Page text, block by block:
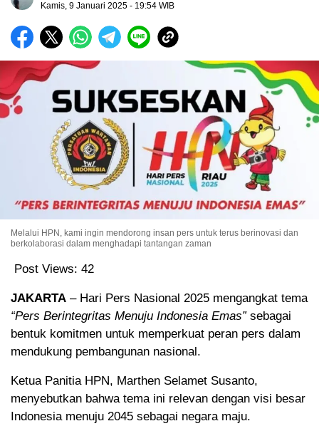
Kamis, 9 Januari 2025 - 19:54 WIB
Melalui HPN, kami ingin mendorong insan pers untuk terus berinovasi dan
berkolaborasi dalam menghadapi tantangan zaman
Post Views: 42
JAKARTA – Hari Pers Nasional 2025 mengangkat tema
“Pers Berintegritas Menuju Indonesia Emas”sebagai
bentuk komitmen untuk memperkuat peran pers dalam
mendukung pembangunan nasional.
Ketua Panitia HPN, Marthen Selamet Susanto,
menyebutkan bahwa tema ini relevan dengan visi besar
Indonesia menuju 2045 sebagai negara maju.